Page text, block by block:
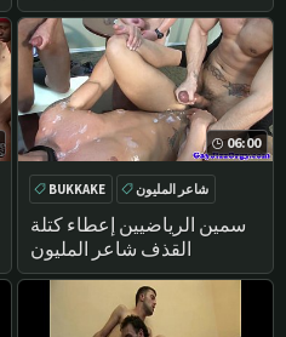
06:00
سمين الرياضيين إعطاء كتلة
القذف شاعر المليون
BUKKAKE
شاعر المليون
الوجه
GROUPSEX